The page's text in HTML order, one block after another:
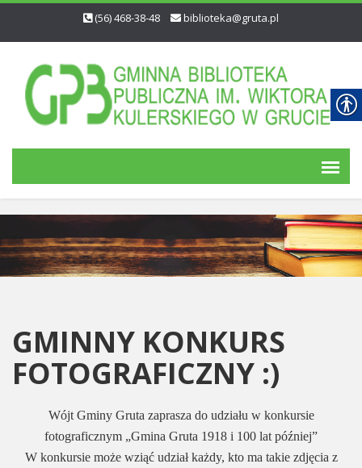
(56) 468-38-48 biblioteka@gruta.pl
GMINNY KONKURS
FOTOGRAFICZNY :)
Wójt Gminy Gruta zaprasza do udziału w konkursie
fotograficznym „Gmina Gruta 1918 i 100 lat później”
W konkursie może wziąć udział każdy, kto ma takie zdjęcia z